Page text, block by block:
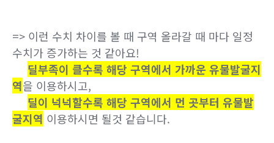
=> 이런 수치 차이를 볼 때 구역 올라갈 때 마다 일정
수치가 증가하는 것 같아요!
딜부족이 클수록 해당 구역에서 가까운 유물발굴지
역을 이용하시고,
딜이 넉넉할수록 해당 구역에서 먼 곳부터 유물발
굴지역 이용하시면 될것 같습니다.